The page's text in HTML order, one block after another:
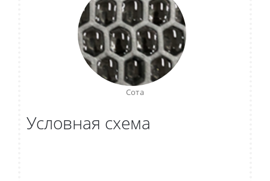
Сота
Условная схема